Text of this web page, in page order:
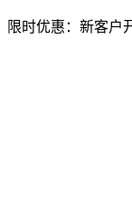
限时优惠：新客户